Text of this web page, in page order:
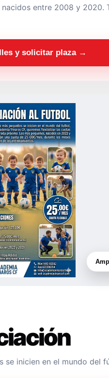
entre 2008 y 2020.
y solicitar plaza →
se inicien en el mundo del